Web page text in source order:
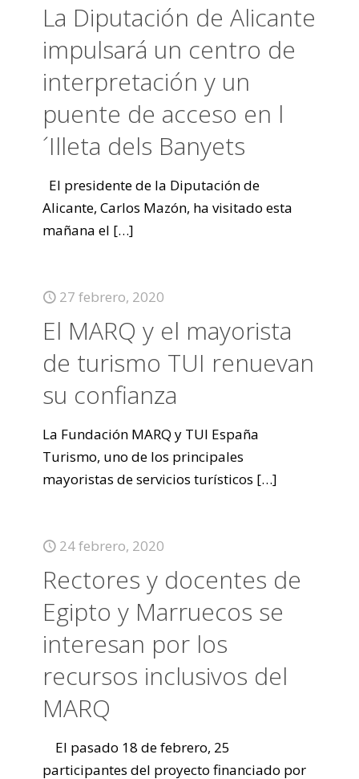
La Diputación de Alicante
impulsará un centro de
interpretación y un
puente de acceso en l
´Illeta dels Banyets
El presidente de la Diputación de
Alicante, Carlos Mazón, ha visitado esta
mañana el […]
27 febrero, 2020
El MARQ y el mayorista
de turismo TUI renuevan
su confianza
La Fundación MARQ y TUI España
Turismo, uno de los principales
mayoristas de servicios turísticos […]
24 febrero, 2020
Rectores y docentes de
Egipto y Marruecos se
interesan por los
recursos inclusivos del
MARQ
El pasado 18 de febrero, 25
participantes del proyecto financiado por